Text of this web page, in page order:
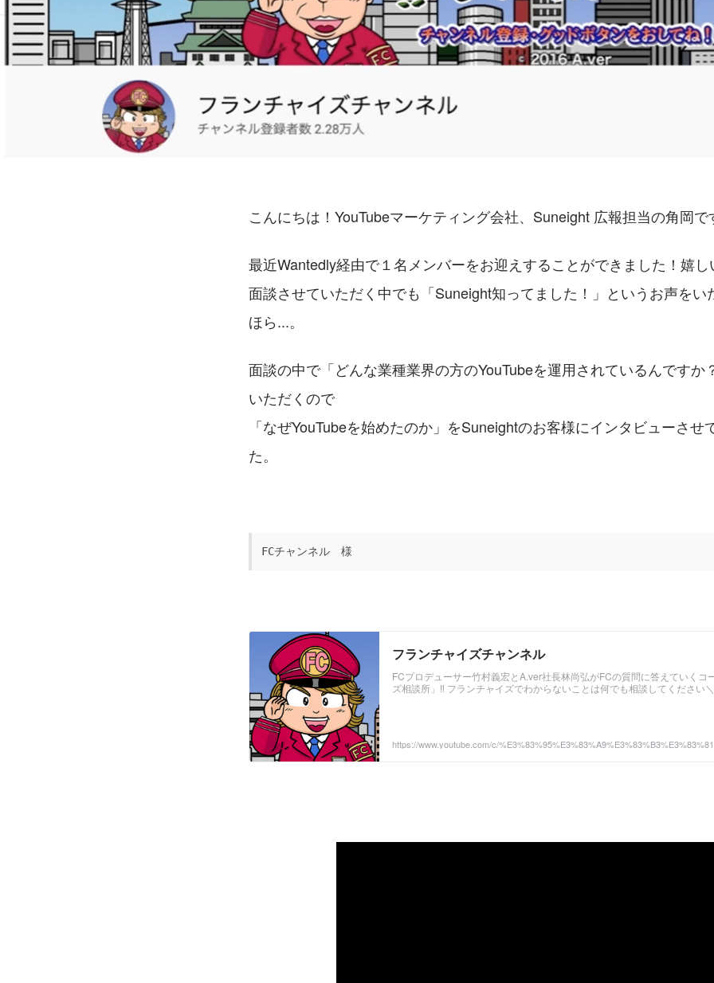
こんにちは！YouTubeマーケティング会社、Suneight 広報担当の角岡で
最近Wantedly経由で１名メンバーをお迎えすることができました！嬉
面談させていただく中でも「Suneight知ってました！」というお声をい
ほら...。
面談の中で「どんな業種業界の方のYouTubeを運用されているんですか
いただくので
「なぜYouTubeを始めたのか」をSuneightのお客様にインタビューさせ
た。
FCチャンネル　様
フランチャイズチャンネル
FCプロデューサー竹村義宏とA.ver社長林尚弘がFCの質問に答えていくコ
ズ相談所」‼︎ フランチャイズでわからないことは何でも相談してください
https://www.youtube.com/c/
角岡 みずき
株式会社Suneight / 広報・採用担当